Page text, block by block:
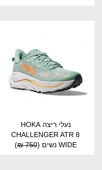
נעלי ריצה HOKA
CHALLENGER ATR 8
WIDE נשים
(
750 ₪
)